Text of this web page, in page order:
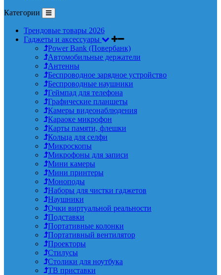
Категории
Трендовые товары 2026
Гаджеты и аксессуары
Power Bank (Повербанк)
Автомобильные держатели
Антенны
Беспроводное зарядное устройство
Беспроводные наушники
Геймпад для телефона
Графические планшеты
Камеры видеонаблюдения
Караоке микрофон
Карты памяти, флешки
Кольца для селфи
Микроскопы
Микрофоны для записи
Мини камеры
Мини принтеры
Моноподы
Наборы для чистки гаджетов
Наушники
Очки виртуальной реальности
Подставки
Портативные колонки
Портативный вентилятор
Проекторы
Стилусы
Столики для ноутбука
ТВ приставки